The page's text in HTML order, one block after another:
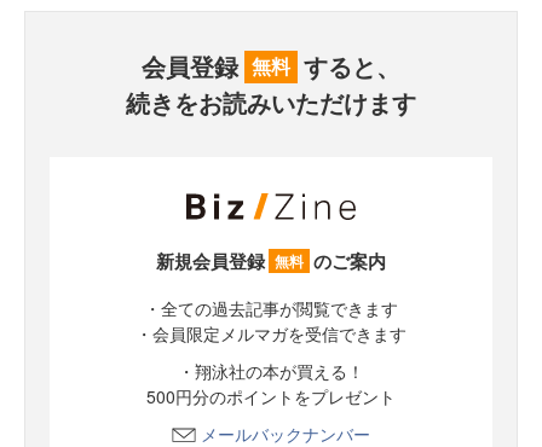
会員登録 無料 すると、
続きをお読みいただけます
新規会員登録 無料 のご案内
・全ての過去記事が閲覧できます
・会員限定メルマガを受信できます
・翔泳社の本が買える！
500円分のポイントをプレゼント
メールバックナンバー